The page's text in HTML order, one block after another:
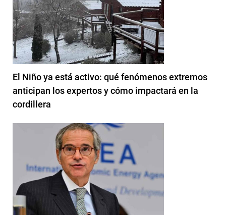
El Niño ya está activo: qué fenómenos extremos
anticipan los expertos y cómo impactará en la
cordillera